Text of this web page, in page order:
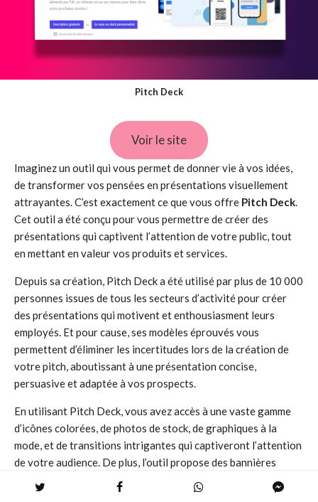
Pitch Deck
Voir le site
Imaginez un outil qui vous permet de donner vie à vos idées,
de transformer vos pensées en présentations visuellement
attrayantes. C’est exactement ce que vous offre Pitch Deck.
Cet outil a été conçu pour vous permettre de créer des
présentations qui captivent l’attention de votre public, tout
en mettant en valeur vos produits et services.
Depuis sa création, Pitch Deck a été utilisé par plus de 10 000
personnes issues de tous les secteurs d’activité pour créer
des présentations qui motivent et enthousiasment leurs
employés. Et pour cause, ses modèles éprouvés vous
permettent d’éliminer les incertitudes lors de la création de
votre pitch, aboutissant à une présentation concise,
persuasive et adaptée à vos prospects.
En utilisant Pitch Deck, vous avez accès à une vaste gamme
d’icônes colorées, de photos de stock, de graphiques à la
mode, et de transitions intrigantes qui captiveront l’attention
de votre audience. De plus, l’outil propose des bannières
animées, des polices de caractères, des effets spéciaux, etc. Et
ce n’est pas tout, il fournit également des modèles qui vous